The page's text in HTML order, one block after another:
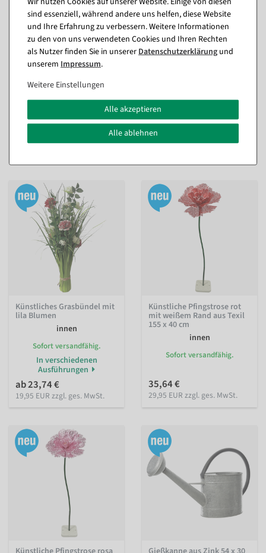
Künstliches Farnpick 58 x 40
innen
Sofort versandfähig.
8,27 €
Sofort versandfähig.
Ausführungen
ab 23,74 €
Künstliches Grasbündel mit
lila Blumen
innen
Sofort versandfähig.
In verschiedenen
Ausführungen
ab 23,74 €
19,95 EUR zzgl. ges. MwSt.
Künstliche Pfingstrose rot
mit weißem Rand aus Texil
155 x 40 cm
innen
Sofort versandfähig.
35,64 €
29,95 EUR zzgl. ges. MwSt.
sind essenziell, während andere uns helfen, diese Website
und Ihre Erfahrung zu verbessern. Weitere Informationen
zu den von uns verwendeten Cookies und Ihren Rechten
als Nutzer finden Sie in unsererDaten­schutz­erklärung und
unserem Impressum.
Weitere Einstellungen
Alle akzeptieren
Alle ablehnen